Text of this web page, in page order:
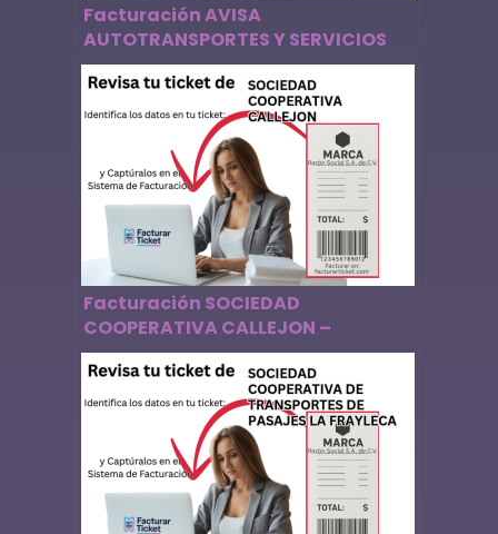
Facturación AVISA
AUTOTRANSPORTES Y SERVICIOS
TURISTICOS – Descargar Factura
Facturación SOCIEDAD
COOPERATIVA CALLEJON –
Descargar Factura